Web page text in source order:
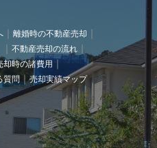
離婚時の不動産売却
不動産売却の流れ
却時の諸費用
質問 売却実績マップ